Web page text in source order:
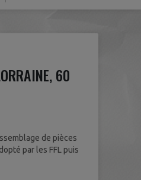
60
de pièces
par les FFL puis